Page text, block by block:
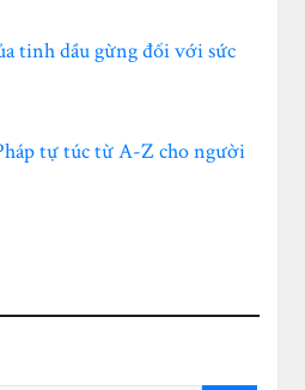
tinh dầu gừng đối với sức
tự túc từ A-Z cho người